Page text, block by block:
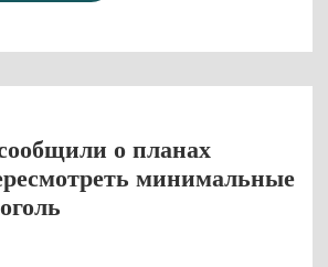
о планах
минимальные